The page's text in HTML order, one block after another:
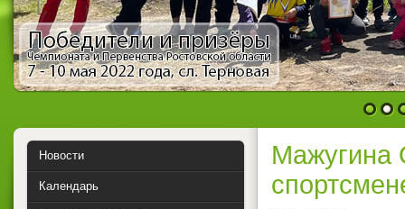
1 2
Мажугина
Новости
Календарь